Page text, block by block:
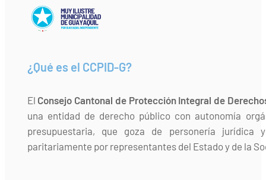
¿Qué es el CCPID-G?
El Consejo Cantonal de Protección Integral de
una entidad de derecho público con autonomía
presupuestaria, que goza de personería jurídica
paritariamente por representantes del Estado y de la